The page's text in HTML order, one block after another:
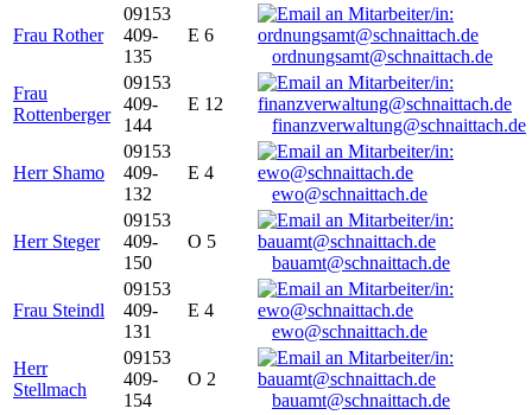
Frau Rother
09153
409-
135
E 6
ordnungsamt@schnaittach.de
Frau
Rottenberger
09153
409-
144
E 12
finanzverwaltung@schnaittach.de
Herr Shamo
09153
409-
132
E 4
ewo@schnaittach.de
Herr Steger
09153
409-
150
O 5
bauamt@schnaittach.de
Frau Steindl
09153
409-
131
E 4
ewo@schnaittach.de
Herr
Stellmach
09153
409-
154
O 2
bauamt@schnaittach.de